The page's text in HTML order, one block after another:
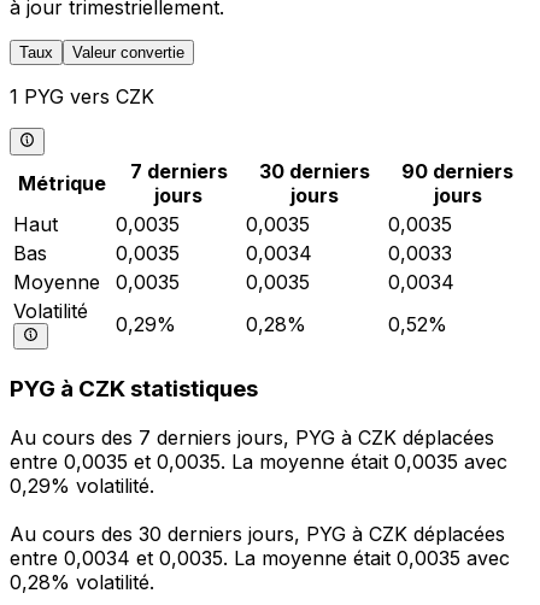
à jour trimestriellement.
Taux Valeur convertie
1 PYG vers CZK
Métrique
7 derniers
jours
30 derniers
jours
90 derniers
jours
Haut
0,0035 0,0035
0,0035
Bas
0,0035 0,0034
0,0033
Moyenne
0,0035 0,0035
0,0034
Volatilité
0,29% 0,28% 0,52%
PYG à CZK statistiques
Au cours des 7 derniers jours, PYG à CZK déplacées
entre 0,0035 et 0,0035. La moyenne était 0,0035 avec
0,29% volatilité.
Au cours des 30 derniers jours, PYG à CZK déplacées
entre 0,0034 et 0,0035. La moyenne était 0,0035 avec
0,28% volatilité.